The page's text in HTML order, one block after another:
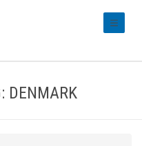
DENMARK